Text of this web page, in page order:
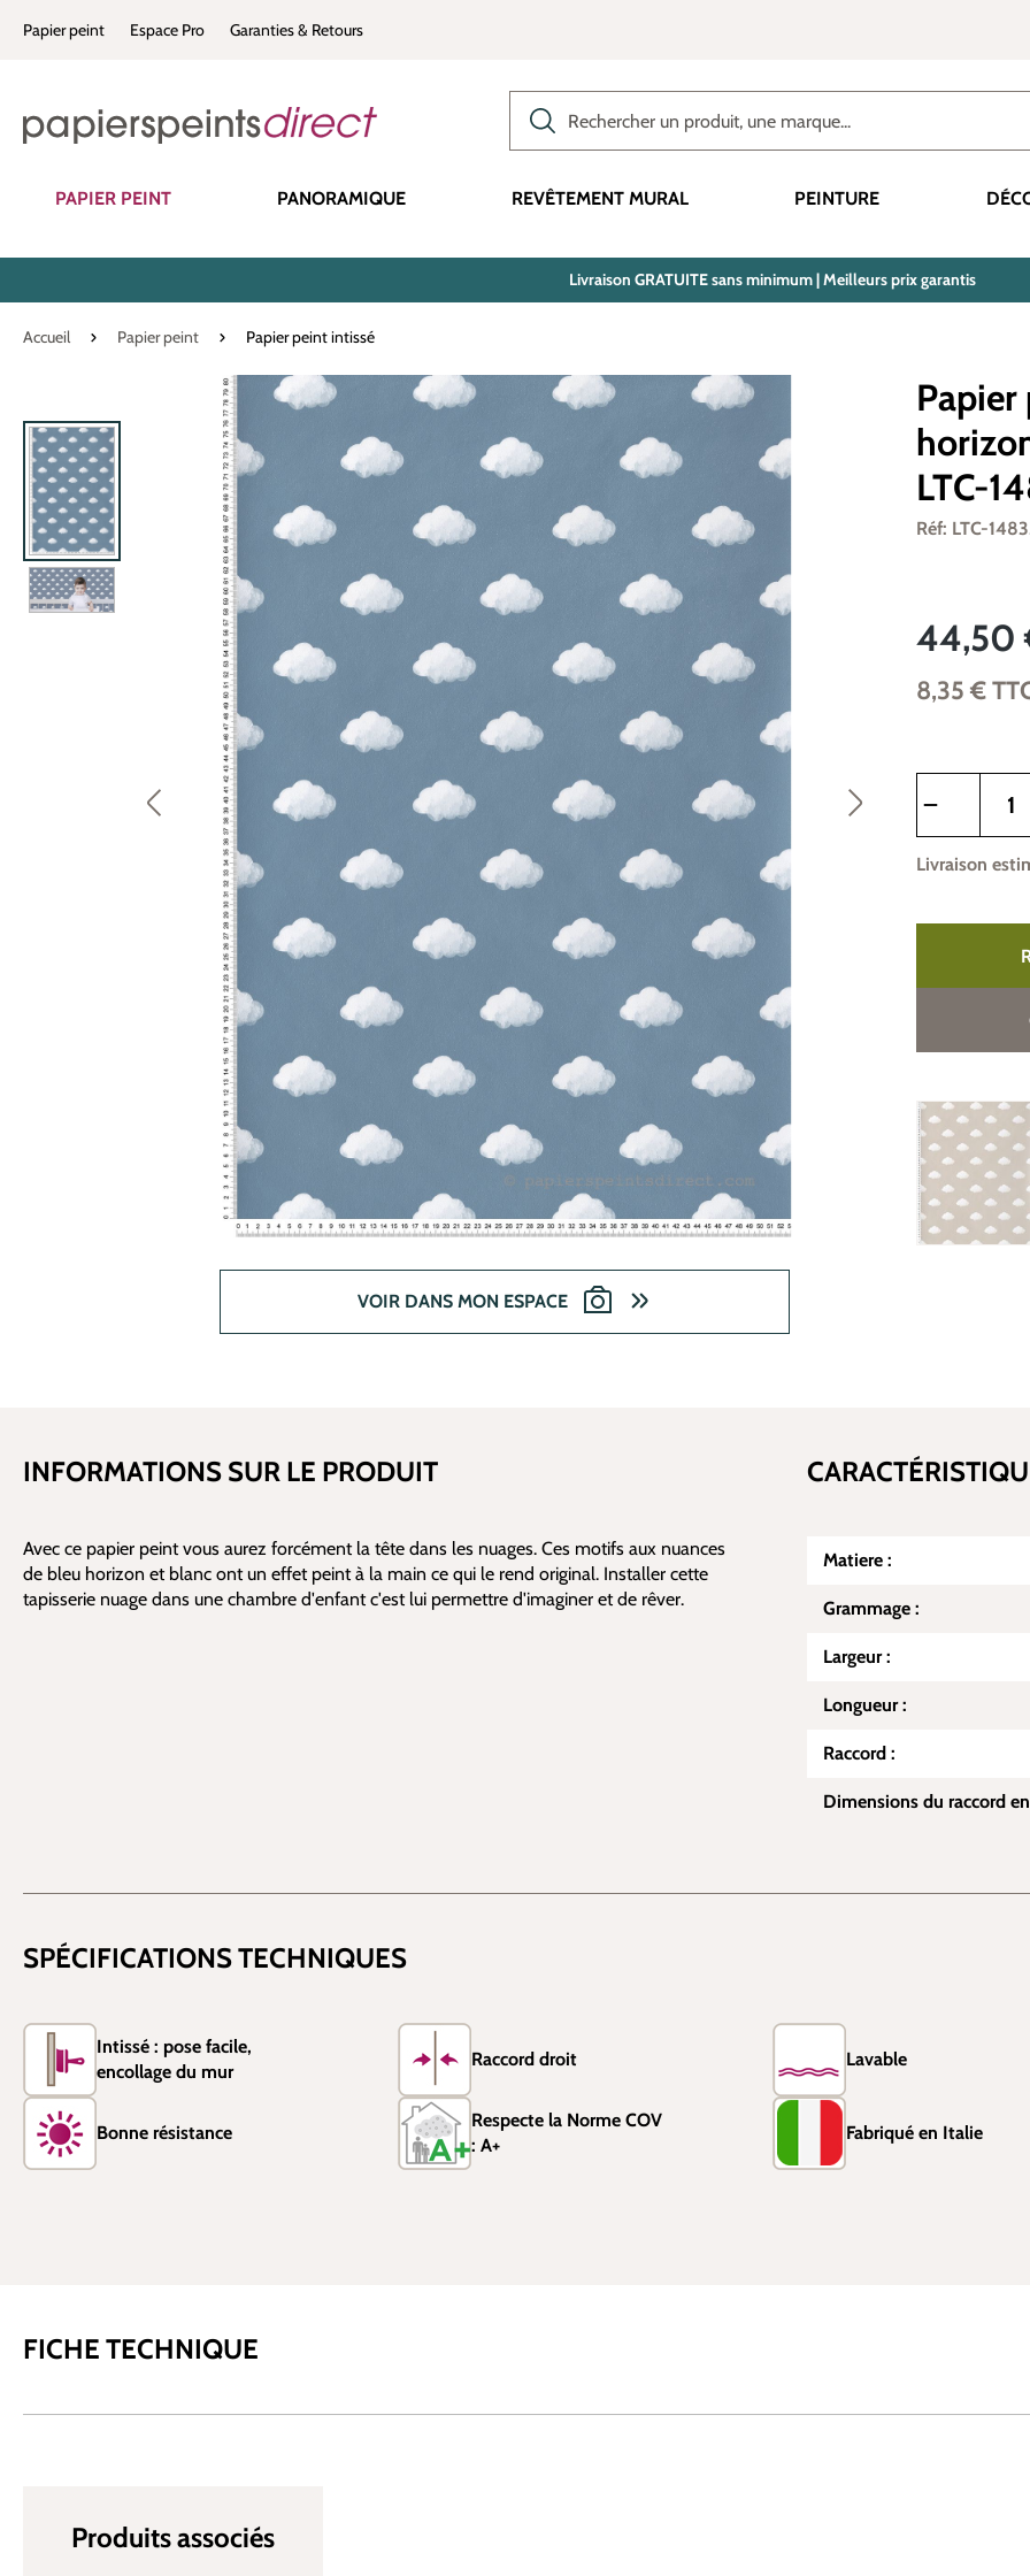
Passer à la navigation principale
Papier peint Espace Pro Garanties & Retours
PAPIER PEINT PANORAMIQUE REVÊTEMENT MURAL PEINTURE
Livraison GRATUITE sans minimum | Meilleurs prix garantis
Accueil Papier peint Papier peint intissé
Ignorer la galerie d'images
VOIR DANS MON ESPACE
LTC-
Réf: LTC-
44,50
8,35 €
Livraison
INFORMATIONS SUR LE PRODUIT
Avec ce papier peint vous aurez forcément la tête dans les nuages. Ces motifs aux nuances
de bleu horizon et blanc ont un effet peint à la main ce qui le rend original. Installer cette
tapisserie nuage dans une chambre d'enfant c'est lui permettre d'imaginer et de rêver.
Matiere :
Grammage :
Largeur :
Longueur :
Raccord :
Dimensions du raccord
SPÉCIFICATIONS TECHNIQUES
Intissé : pose facile,
encollage du mur
Raccord droit Lavable
Bonne résistance
Respecte la Norme COV
: A+
Fabriqué en Italie
FICHE TECHNIQUE
Produits associés